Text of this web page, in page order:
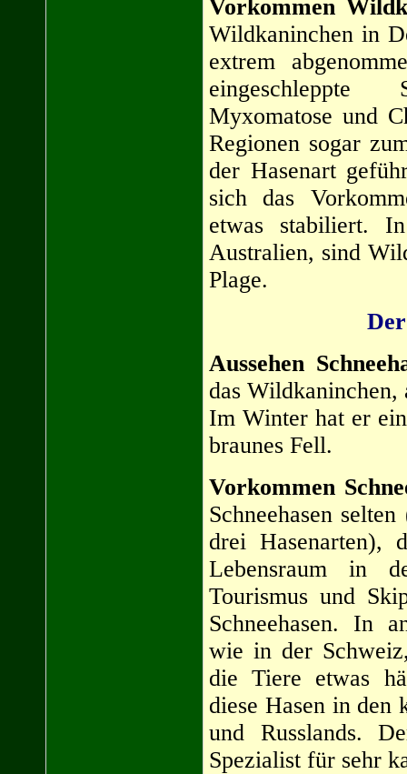
Vorkommen
Wildkaninchen in
extrem
eingeschleppte
Myxomatose und
Regionen sogar
der Hasenart
sich das
etwas stabiliert.
Australien, sind
Plage.
Aussehen
das Wildkaninchen,
Im Winter hat er
braunes Fell.
Vorkommen
Schneehasen
drei Hasenarten),
Lebensraum in
Tourismus und
Schneehasen. In
wie in der
die Tiere etwas
diese Hasen in den
und Russlands.
Spezialist für sehr